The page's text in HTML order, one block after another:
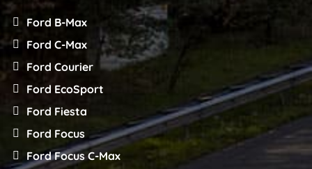
Ford B-Max
Ford C-Max
Ford Courier
Ford EcoSport
Ford Fiesta
Ford Focus
Ford Focus C-Max